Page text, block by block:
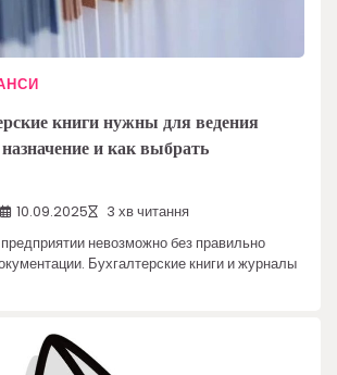
книги нужны для ведения
и как выбрать
10.09.2025 3 хв читання
невозможно без правильно
Бухгалтерские книги и журналы